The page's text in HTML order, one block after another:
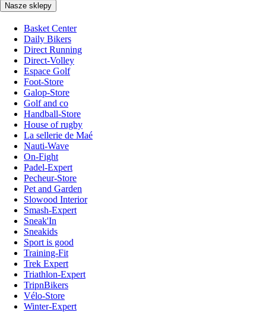
Nasze sklepy
Basket Center
Daily Bikers
Direct Running
Direct-Volley
Espace Golf
Foot-Store
Galop-Store
Golf and co
Handball-Store
House of rugby
La sellerie de Maé
Nauti-Wave
On-Fight
Padel-Expert
Pecheur-Store
Pet and Garden
Slowood Interior
Smash-Expert
Sneak'In
Sneakids
Sport is good
Training-Fit
Trek Expert
Triathlon-Expert
TripnBikers
Vélo-Store
Winter-Expert